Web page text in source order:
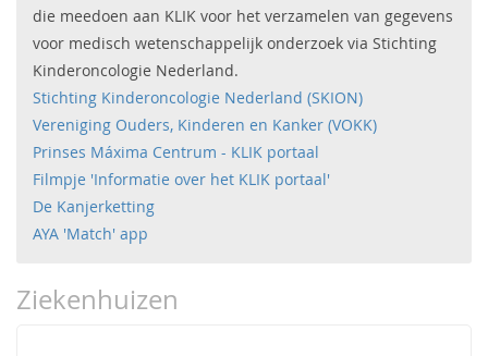
die meedoen aan KLIK voor het verzamelen van gegevens
voor medisch wetenschappelijk onderzoek via Stichting
Kinderoncologie Nederland.
Stichting Kinderoncologie Nederland (SKION)
Vereniging Ouders, Kinderen en Kanker (VOKK)
Prinses Máxima Centrum - KLIK portaal
Filmpje 'Informatie over het KLIK portaal'
De Kanjerketting
AYA 'Match' app
Ziekenhuizen